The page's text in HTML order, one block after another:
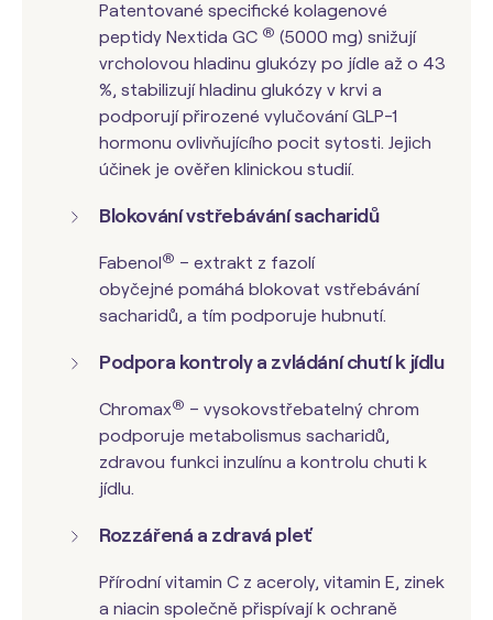
Patentované specifické kolagenové
peptidy Nextida GC ® (5000 mg) snižují
vrcholovou hladinu glukózy po jídle až o 43
%, stabilizují hladinu glukózy v krvi a
podporují přirozené vylučování GLP-1
hormonu ovlivňujícího pocit sytosti. Jejich
účinek je ověřen klinickou studií.
Blokování vstřebávání sacharidů
Fabenol ® – extrakt z fazolí
obyčejné pomáhá blokovat vstřebávání
sacharidů, a tím podporuje hubnutí.
Podpora kontroly a zvládání chutí k jídlu
Chromax® – vysokovstřebatelný chrom
podporuje metabolismus sacharidů,
zdravou funkci inzulínu a kontrolu chuti k
jídlu.
Rozzářená a zdravá pleť
Přírodní vitamin C z aceroly, vitamin E, zinek
a niacin společně přispívají k ochraně